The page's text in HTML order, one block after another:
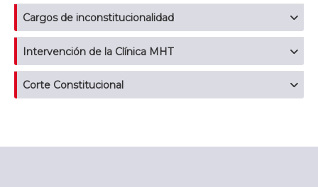
Cargos de inconstitucionalidad
Intervención de la Clínica MHT
Corte Constitucional